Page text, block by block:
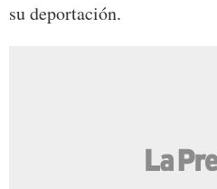
su deportación.